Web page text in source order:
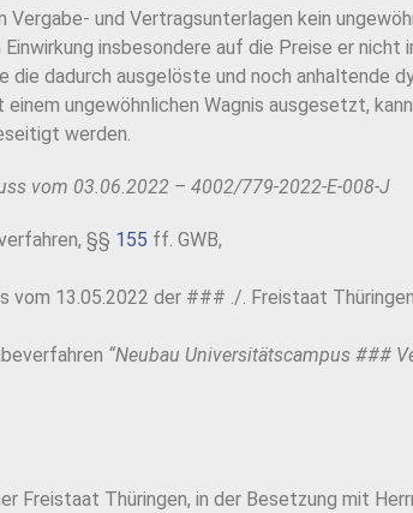
Vergabe- und Vertragsunterlagen kein
Einwirkung insbesondere auf die Preise er
die dadurch ausgelöste und noch anhaltende
ungewöhnlichen Wagnis ausgesetzt,
werden.
vom 03.06.2022 – 4002/779-2022-E-008-J
§§ 155 ff. GWB,
vom 13.05.2022 der ### ./. Freistaat
“Neubau Universitätscampus ###
Freistaat Thüringen, in der Besetzung mit